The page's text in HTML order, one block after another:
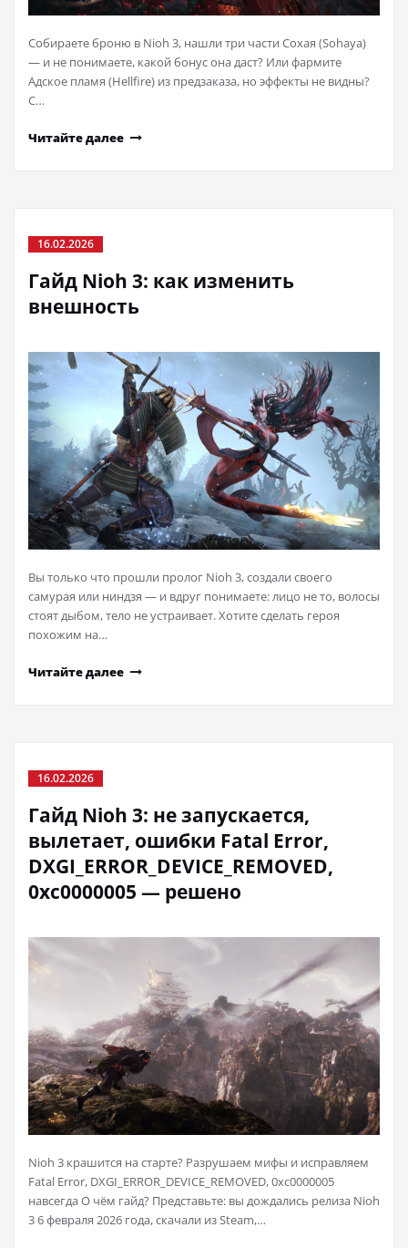
Собираете броню в Nioh 3, нашли три части Сохая (Sohaya)
— и не понимаете, какой бонус она даст? Или фармите
Адское пламя (Hellfire) из предзаказа, но эффекты не видны?
С…
Читайте далее
16.02.2026
Гайд Nioh 3: как изменить
внешность
Вы только что прошли пролог Nioh 3, создали своего
самурая или ниндзя — и вдруг понимаете: лицо не то, волосы
стоят дыбом, тело не устраивает. Хотите сделать героя
похожим на…
Читайте далее
16.02.2026
Гайд Nioh 3: не запускается,
вылетает, ошибки Fatal Error,
DXGI_ERROR_DEVICE_REMOVED,
0xc0000005 — решено
Nioh 3 крашится на старте? Разрушаем мифы и исправляем
Fatal Error, DXGI_ERROR_DEVICE_REMOVED, 0xc0000005
навсегда О чём гайд? Представьте: вы дождались релиза Nioh
3 6 февраля 2026 года, скачали из Steam,…